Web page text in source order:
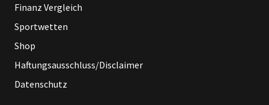
Finanz Vergleich
Sportwetten
Shop
Haftungsausschluss/Disclaimer
Datenschutz